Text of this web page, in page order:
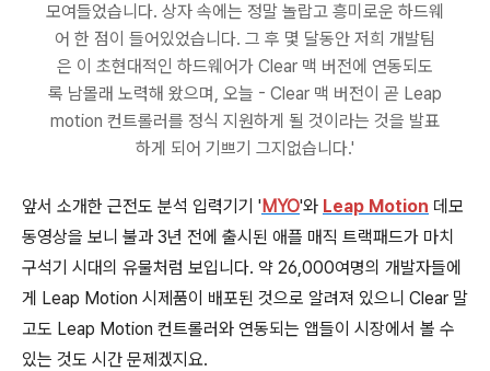
모여들었습니다. 상자 속에는 정말 놀랍고 흥미로운 하드웨
어 한 점이 들어있었습니다. 그 후 몇 달동안 저희 개발팀
은 이 초현대적인 하드웨어가 Clear 맥 버전에 연동되도
록 남몰래 노력해 왔으며, 오늘 - Clear 맥 버전이 곧 Leap
motion 컨트롤러를 정식 지원하게 될 것이라는 것을 발표
하게 되어 기쁘기 그지없습니다.'
앞서 소개한 근전도 분석 입력기기 'MYO'와 Leap Motion 데모
동영상을 보니 불과 3년 전에 출시된 애플 매직 트랙패드가 마치
구석기 시대의 유물처럼 보입니다. 약 26,000여명의 개발자들에
게 Leap Motion 시제품이 배포된 것으로 알려져 있으니 Clear 말
고도 Leap Motion 컨트롤러와 연동되는 앱들이 시장에서 볼 수
있는 것도 시간 문제겠지요.